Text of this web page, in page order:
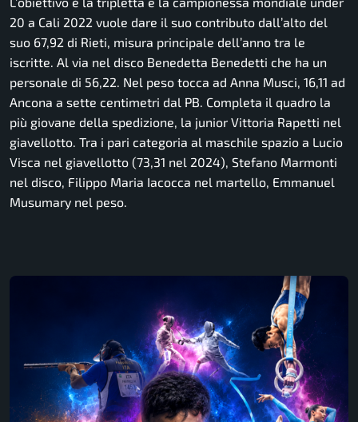
20 a Cali 2022 vuole dare il suo contributo dall’alto del
suo 67,92 di Rieti, misura principale dell’anno tra le
iscritte. Al via nel disco Benedetta Benedetti che ha un
personale di 56,22. Nel peso tocca ad Anna Musci, 16,11 ad
Ancona a sette centimetri dal PB. Completa il quadro la
più giovane della spedizione, la junior Vittoria Rapetti nel
giavellotto. Tra i pari categoria al maschile spazio a Lucio
Visca nel giavellotto (73,31 nel 2024), Stefano Marmonti
nel disco, Filippo Maria Iacocca nel martello, Emmanuel
Musumary nel peso.